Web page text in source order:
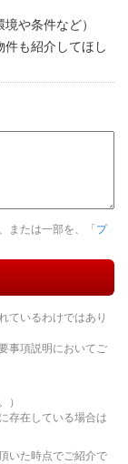
や条件など）
も紹介してほし
または一部を、「 プ
ているわけではあり
事項説明においてご
）
存在している場合は
いた時点でご紹介で